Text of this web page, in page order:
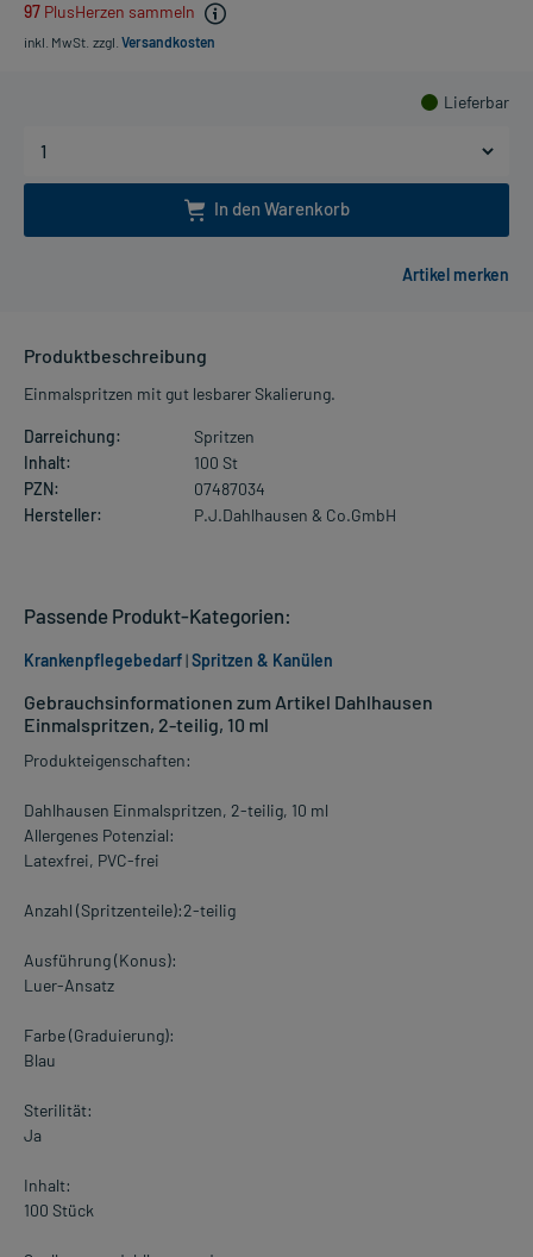
97 PlusHerzen sammeln
inkl. MwSt. zzgl. Versandkosten
Lieferbar
In den Warenkorb
Produktbeschreibung
Einmalspritzen mit gut lesbarer Skalierung.
Darreichung:
Spritzen
Inhalt:
100 St
PZN:
07487034
Hersteller:
P.J.Dahlhausen & Co.GmbH
Gebrauchsinformationen zum Artikel Dahlhausen
Einmalspritzen, 2-teilig, 10 ml
Produkteigenschaften:
Dahlhausen Einmalspritzen, 2-teilig, 10 ml
Allergenes Potenzial:
Latexfrei, PVC-frei
Anzahl (Spritzenteile):2-teilig
Ausführung (Konus):
Luer-Ansatz
Farbe (Graduierung):
Blau
Sterilität:
Ja
Inhalt:
100 Stück
Passende Produkt-Kategorien:
Krankenpflegebedarf|Spritzen & Kanülen